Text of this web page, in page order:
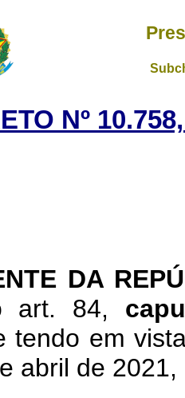
Nº
DA
art. 84,
tendo em
abril de 2021,